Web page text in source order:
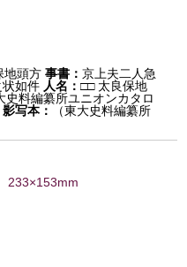
地頭方 事書：京上夫二人急
如件 人名：□□ 太良保地
史料編纂所ユニオンカタロ
影写本：
（東大史料編纂所
233×153mm